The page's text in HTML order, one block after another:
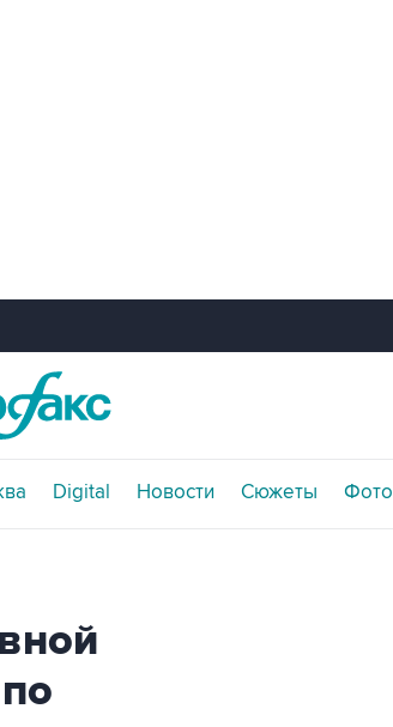
Digital Новости Сюжеты Фото